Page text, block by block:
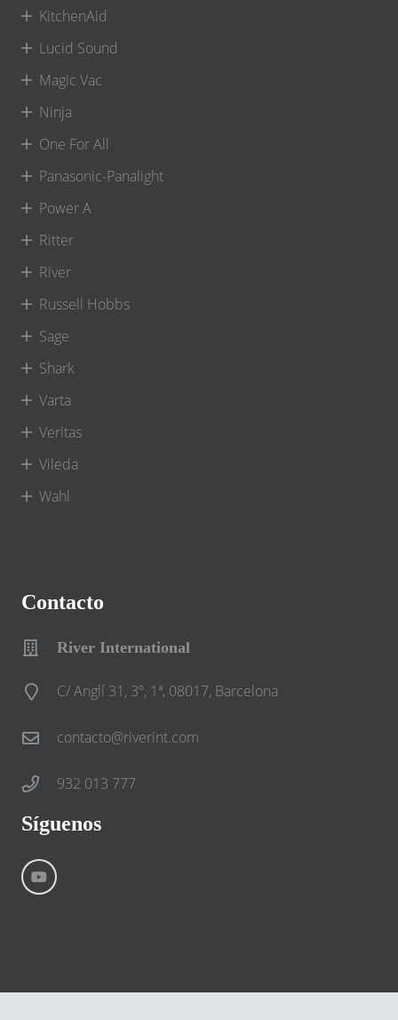
KitchenAid
Lucid Sound
Magic Vac
Ninja
One For All
Panasonic-Panalight
Power A
Ritter
River
Russell Hobbs
Sage
Shark
Varta
Veritas
Vileda
Wahl
Contacto
River International
C/ Anglí 31, 3º, 1ª, 08017, Barcelona
contacto@riverint.com
932 013 777
Síguenos